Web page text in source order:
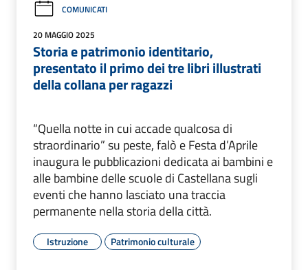
COMUNICATI
20 MAGGIO 2025
Storia e patrimonio identitario,
presentato il primo dei tre libri illustrati
della collana per ragazzi
“Quella notte in cui accade qualcosa di
straordinario” su peste, falò e Festa d’Aprile
inaugura le pubblicazioni dedicata ai bambini e
alle bambine delle scuole di Castellana sugli
eventi che hanno lasciato una traccia
permanente nella storia della città.
Istruzione Patrimonio culturale